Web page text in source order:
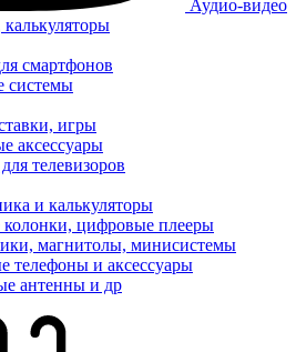
Аудио-видео
смартфонов
системы
игры
аксессуары
телевизоров
и калькуляторы
цифровые плееры
магнитолы, минисистемы
телефоны и аксессуары
антенны и др